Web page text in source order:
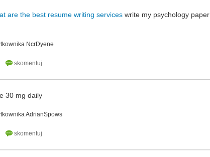
are the best resume writing services write my psychology paper
NcrDyene
30 mg daily
AdrianSpows